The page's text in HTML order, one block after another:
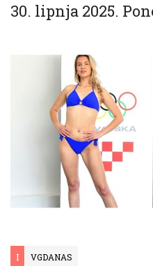
30. lipnja 2025.
I VGDANAS